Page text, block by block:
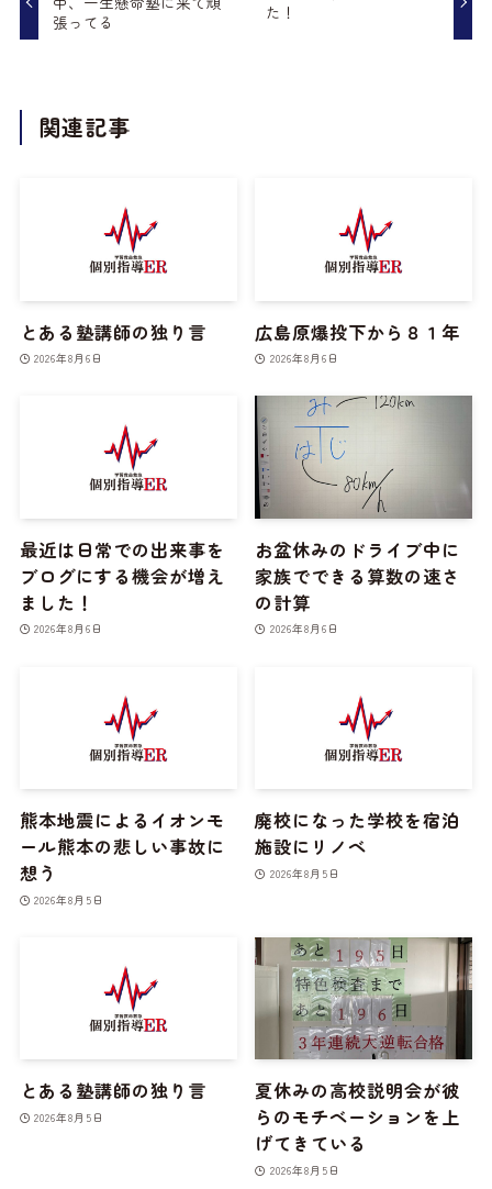
張ってる
た！
関連記事
とある塾講師の独り言
2026年8月6日
広島原爆投下から８１年
2026年8月6日
最近は日常での出来事を
ブログにする機会が増え
ました！
2026年8月6日
お盆休みのドライブ中に
家族でできる算数の速さ
の計算
2026年8月6日
熊本地震によるイオンモ
ール熊本の悲しい事故に
想う
2026年8月5日
廃校になった学校を宿泊
施設にリノベ
2026年8月5日
とある塾講師の独り言
2026年8月5日
夏休みの高校説明会が彼
らのモチベーションを上
げてきている
2026年8月5日